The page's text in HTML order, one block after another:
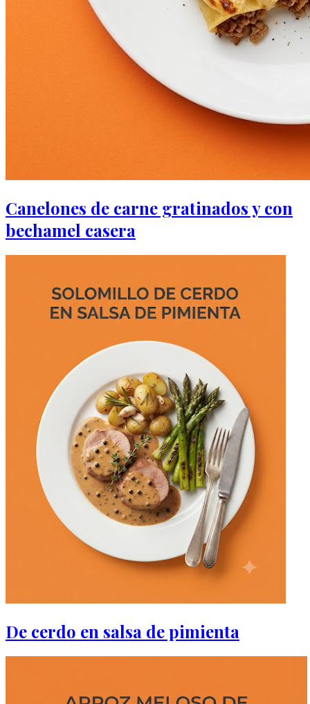
Canelones de carne gratinados y con
bechamel casera
De cerdo en salsa de pimienta